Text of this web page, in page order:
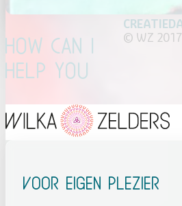
How Can I
Help You
© WZ 2017
Voor eigen plezier